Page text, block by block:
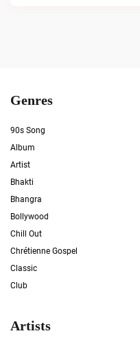
Genres
90s Song
Album
Artist
Bhakti
Bhangra
Bollywood
Chill Out
Chrétienne Gospel
Classic
Club
Artists